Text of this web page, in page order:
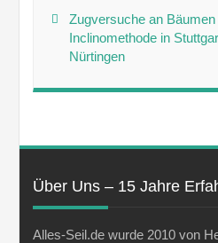
Zugversuche an
Inclinomethode in
Nürtingen
Über Uns – 15 Jahre
Alles-Seil.de wurde 2010 von